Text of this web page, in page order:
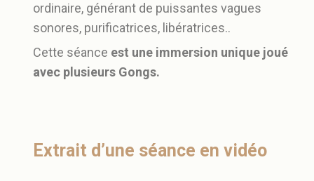
ordinaire, générant de puissantes vagues
sonores, purificatrices, libératrices..
Cette séance est une immersion unique joué
avec plusieurs Gongs.
Extrait d’une séance en vidéo